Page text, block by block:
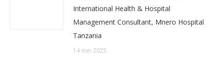
International Health & Hospital
Management Consultant, Mnero Hospital
Tanzania
14 mei 2025